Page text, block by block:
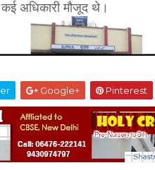
अधिकारी मौजूद थे।
Google+ Pinterest